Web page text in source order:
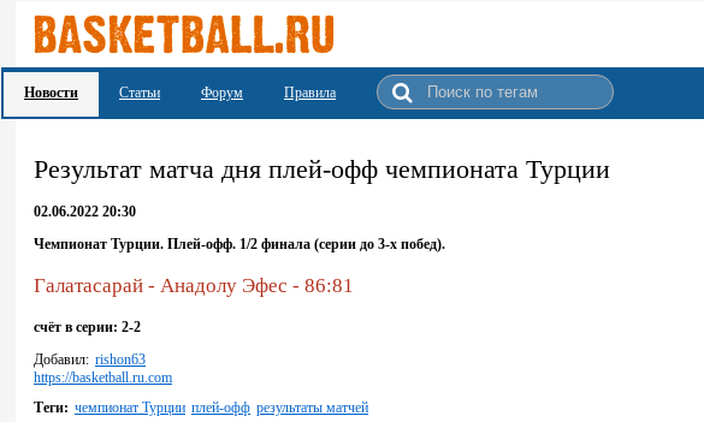
Новости Статьи Форум Правила
Pезультат матча дня плей-офф чемпионата Турции
02.06.2022 20:30
Чемпионат Турции. Плей-офф. 1/2 финала (серии до 3-х побед).
Галатасарай - Анадолу Эфес - 86:81
счёт в серии: 2-2
Добавил: rishon63
https://basketball.ru.com
Теги: чемпионат Турции плей-офф результаты матчей